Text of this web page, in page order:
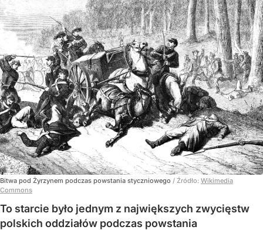
Bitwa pod Żyrzynem podczas powstania styczniowego / Źródło: Wikimedia
Commons
To starcie było jednym z największych zwycięstw
polskich oddziałów podczas powstania